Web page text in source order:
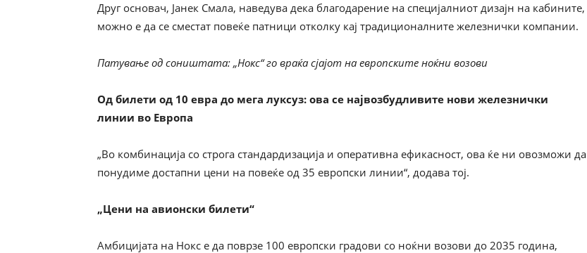
Друг основач, Јанек Смала, наведува дека благодарение на специјалниот дизајн на кабините,
можно е да се сместат повеќе патници отколку кај традиционалните железнички компании.
Патување од соништата: „Нокс“ го враќа сјајот на европските ноќни возови
Од билети од 10 евра до мега луксуз: ова се највозбудливите нови железнички
линии во Европа
„Во комбинација со строга стандардизација и оперативна ефикасност, ова ќе ни овозможи да
понудиме достапни цени на повеќе од 35 европски линии“, додава тој.
„Цени на авионски билети“
Амбицијата на Нокс е да поврзе 100 европски градови со ноќни возови до 2035 година,